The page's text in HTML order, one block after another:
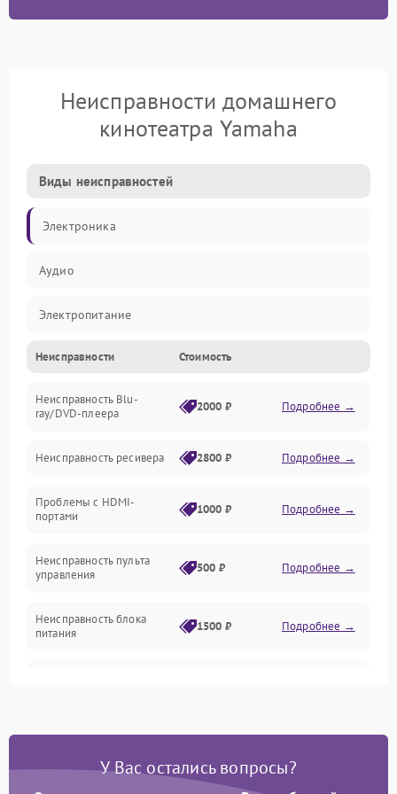
Неисправности домашнего
кинотеатра Yamaha
Виды неисправностей
Электроника
Аудио
Электропитание
Интерфейсы
Акустика
Механические повреждения
Неисправности Стоимость
Неисправность Blu-
ray/DVD-плеера
2000 ₽ Подробнее →
Неисправность ресивера 2800 ₽ Подробнее →
Проблемы с HDMI-
портами
1000 ₽ Подробнее →
Неисправность пульта
управления
500 ₽ Подробнее →
Неисправность блока
питания
1500 ₽ Подробнее →
Неисправность
У Вас остались вопросы?